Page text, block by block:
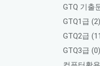
GTQ 기출
GTQ1급 (2)
GTQ2급
GTQ3급 (0)